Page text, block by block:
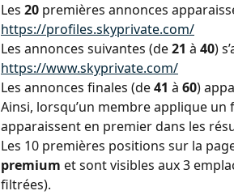
Les 20 premières annonces
https://profiles.skyprivate.com/
Les annonces suivantes (de 21 à 40)
https://www.skyprivate.com/
Les annonces finales (de 41 à 60)
Ainsi, lorsqu’un membre applique
apparaissent en premier dans les
Les 10 premières positions sur la
premium et sont visibles aux 3
filtrées).